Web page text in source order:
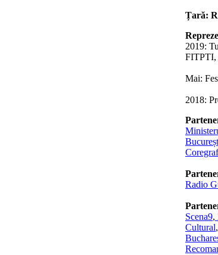
Țară:
2019:
FITPTI,
Mai:
2018:
Radio
Scena9,
Cultural,